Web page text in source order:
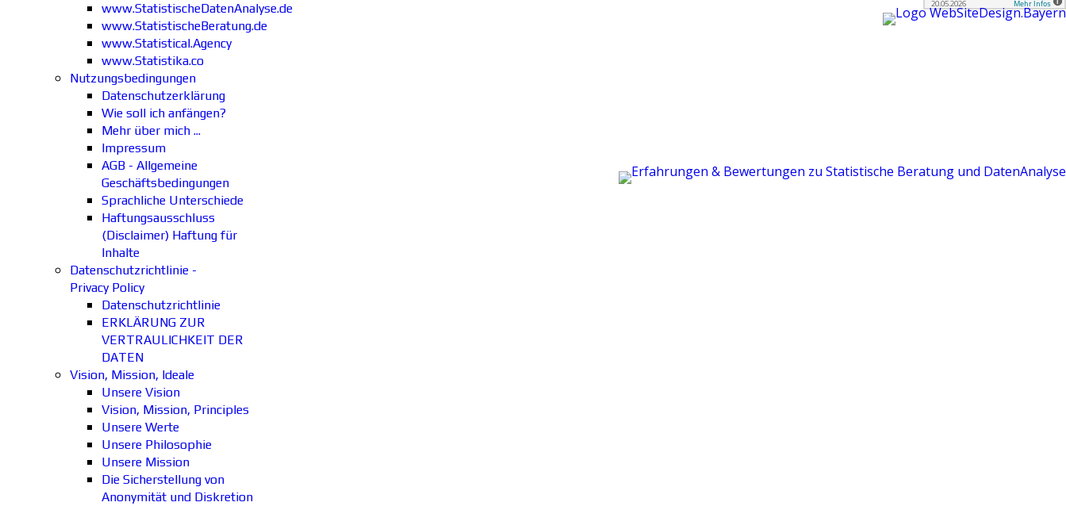
www.StatistischeDatenAnalyse.de
www.StatistischeBeratung.de
www.Statistical.Agency
www.Statistika.co
Nutzungsbedingungen
Datenschutzerklärung
Wie soll ich anfängen?
Mehr über mich ...
Impressum
AGB - Allgemeine
Geschäftsbedingungen
Sprachliche Unterschiede
Haftungsausschluss
(Disclaimer) Haftung für
Inhalte
Datenschutzrichtlinie -
Privacy Policy
Datenschutzrichtlinie
ERKLÄRUNG ZUR
VERTRAULICHKEIT DER
DATEN
Vision, Mission, Ideale
Unsere Vision
Vision, Mission, Principles
Unsere Werte
Unsere Philosophie
Unsere Mission
Die Sicherstellung von
Anonymität und Diskretion